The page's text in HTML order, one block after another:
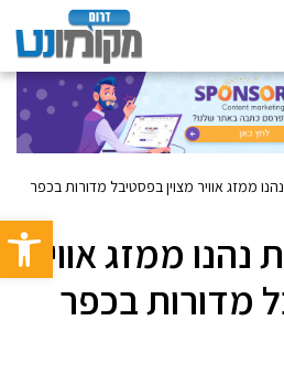
פתח
ממזג אוויר מצוין בפסטיבל מדורות בכפר
ממזג אוויר
מדורות בכפר